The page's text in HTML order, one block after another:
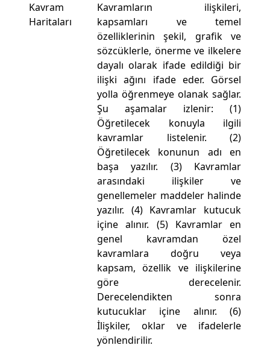
Kavram
Haritaları
Kavramların ilişkileri,
kapsamları ve temel
özelliklerinin şekil, grafik ve
sözcüklerle, önerme ve ilkelere
dayalı olarak ifade edildiği bir
ilişki ağını ifade eder. Görsel
yolla öğrenmeye olanak sağlar.
Şu aşamalar izlenir: (1)
Öğretilecek konuyla ilgili
kavramlar listelenir. (2)
Öğretilecek konunun adı en
başa yazılır. (3) Kavramlar
arasındaki ilişkiler ve
genellemeler maddeler halinde
yazılır. (4) Kavramlar kutucuk
içine alınır. (5) Kavramlar en
genel kavramdan özel
kavramlara doğru veya
kapsam, özellik ve ilişkilerine
göre derecelenir.
Derecelendikten sonra
kutucuklar içine alınır. (6)
İlişkiler, oklar ve ifadelerle
yönlendirilir.